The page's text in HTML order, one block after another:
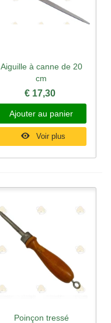
Aiguille à canne de 20
cm
€ 17,30
Ajouter au panier
Voir plus
Poinçon tressé